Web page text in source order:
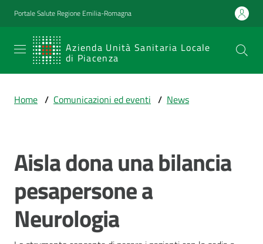
Vai al contenuto
Vai alla navigazione
Vai al footer
Portale Salute Regione Emilia-Romagna
Azienda Unità Sanitaria Locale
di Piacenza
SERVIZIO
SANITARIO
Emilia-
Sanitaria Locale
di Piacenza
Prestazioni
e
percorsi
Home / Comunicazioni ed eventi / News
Salta al contenuto
Aisla dona una bilancia
pesapersone a
Neurologia